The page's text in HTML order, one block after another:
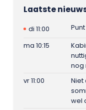
Laatste
di 11:00
ma 10:15
nog
vr 11:00
Niet
wel